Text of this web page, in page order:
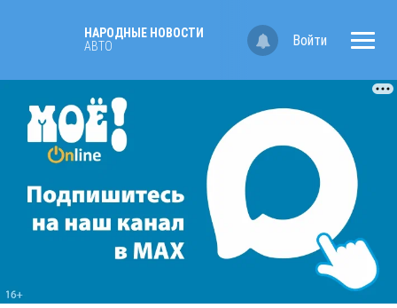
НАРОДНЫЕ НОВОСТИ
АВТО
Войти